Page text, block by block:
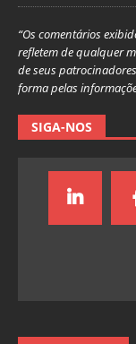
“Os comentários
refletem de qualquer
de seus
forma pelas
SIGA-NOS